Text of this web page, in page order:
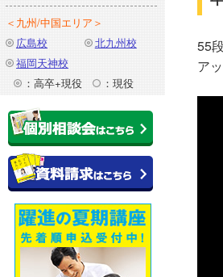
＜九州/中国エリア＞
広島校
北九州校
福岡天神校
：高卒+現役
：現役
55
ア